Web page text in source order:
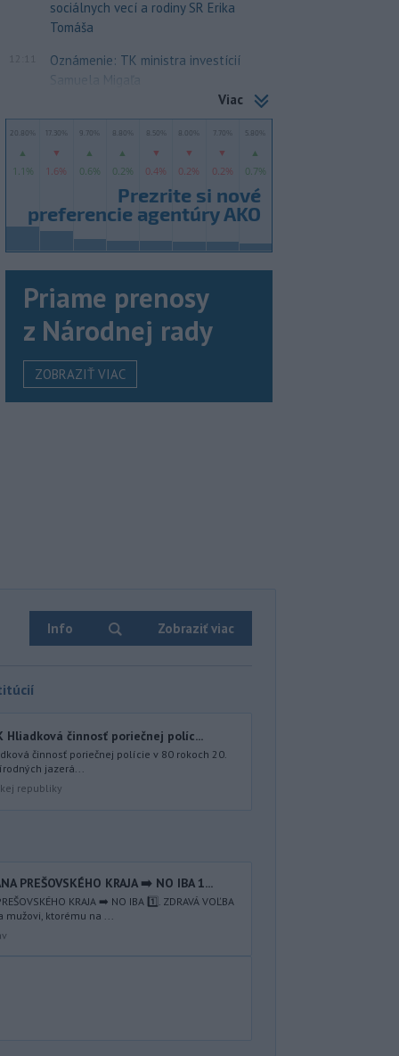
sociálnych vecí a rodiny SR Erika
Tomáša
Oznámenie: TK ministra investícií
Samuela Migaľa
Viac
Priame prenosy
z Národnej rady
ZOBRAZIŤ VIAC
Info Zobraziť viac
Hliadková činnosť poriečnej políc...
činnosť poriečnej polície v 80 rokoch 20.
jazerá...
republiky
PREŠOVSKÉHO KRAJA ➡️ NO IBA 1️...
KRAJA ➡️ NO IBA 1️⃣. ZDRAVÁ VOĽBA
mužovi, ktorému na ...